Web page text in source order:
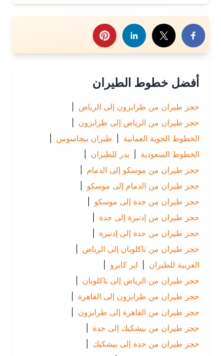
هذا الموضوع
أفضل خطوط الطيران
حجز طيران من طرابزون إلى الرياض
|
حجز طيران من الرياض إلى طرابزون |
الخطوط الجوية العمانية | طيران بيجاسوس |
الخطوط السعودية | بدر للطيران |
حجز طيران من موسكو إلى الدمام
|
حجز طيران من الدمام إلى موسكو |
حجز طيران من جدة إلى موسكو |
حجز طيران من إدنبرة إلى جدة
حجز طيران من جدة إلى إدنبرة |
حجز طيران من تاكلوبان إلى الرياض
|
العربية للطيران | اير كايرو
|
حجز طيران من الرياض إلى تاكلوبان |
حجز طيران من طرابزون إلى القاهرة |
حجز طيران من القاهرة إلى طرابزون |
حجز طيران من بيشكيك إلى جدة
حجز طيران من جدة إلى بيشكيك |